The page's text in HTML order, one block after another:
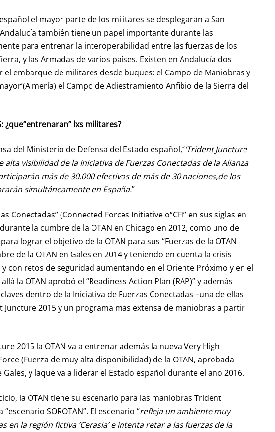
el mayor parte de los militares se desplegaran a San
también tiene un papel importante durante las
para entrenar la interoperabilidad entre las fuerzas de los
y las Armadas de varios países. Existen en Andalucía dos
el embarque de militares desde buques: el Campo de Maniobras y
el Campo de Adiestramiento Anfibio de la Sierra del
¿que“entrenaran” lxs militares?
del Ministerio de Defensa del Estado español,“‘Trident Juncture
alta visibilidad de la Iniciativa de Fuerzas Conectadas de la Alianza
más de 30.000 efectivos de más de 30 naciones,de los
simultáneamente en España.”
Conectadas” (Connected Forces Initiative o“CFI” en sus siglas en
la cumbre de la OTAN en Chicago en 2012, como uno de
lograr el objetivo de la OTAN para sus “Fuerzas de la OTAN
de la OTAN en Gales en 2014 y teniendo en cuenta la crisis
y con retos de seguridad aumentando en el Oriente Próximo y en el
la OTAN aprobó el “Readiness Action Plan (RAP)” y además
dentro de la Iniciativa de Fuerzas Conectadas –una de ellas
Juncture 2015 y un programa mas extensa de maniobras a partir
2015 la OTAN va a entrenar además la nueva Very High
(Fuerza de muy alta disponibilidad) de la OTAN, aprobada
y laque va a liderar el Estado español durante el ano 2016.
la OTAN tiene su escenario para las maniobras Trident
SOROTAN”. El escenario “refleja un ambiente muy
en la región fictiva ’Cerasia’ e intenta retar a las fuerzas de la